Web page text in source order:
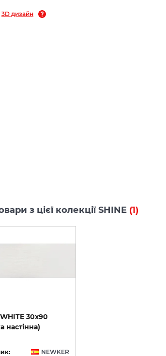
3D дизайн
з цієї колекції SHINE (1)
WHITE 30x90
настінна)
NEWKER